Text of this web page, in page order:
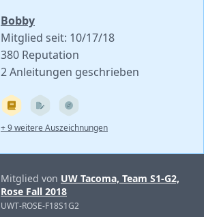
Bobby
Mitglied seit: 10/17/18
380 Reputation
2 Anleitungen geschrieben
+ 9 weitere Auszeichnungen
Mitglied von UW Tacoma, Team S1-G2,
Rose Fall 2018
UWT-ROSE-F18S1G2